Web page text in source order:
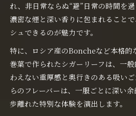
れ、非日常ならぬ“避”日常の時間を過
濃密な煙と深い香りに包まれること
シュできるのが魅力です。
特に、ロシア産のBoncheなど本格的
巻葉で作られたシガーリーフは、一
わえない重厚感と奥行きのある吸い
らのフレーバーは、一服ごとに深い
歩離れた特別な体験を演出します。